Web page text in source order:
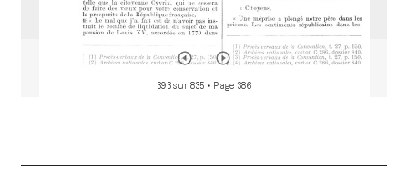
393 sur 835 • Page 386